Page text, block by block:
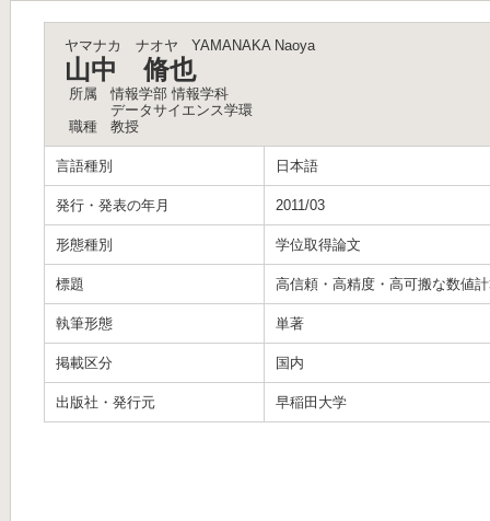
ヤマナカ ナオヤ YAMANAKA Naoya
山中 脩也
所属
情報学部 情報学科
データサイエンス学環
職種
教授
言語種別 日本語
発行・発表の年月 2011/03
形態種別 学位取得論文
標題 高信頼・高精度・高可搬な数値
執筆形態 単著
掲載区分 国内
出版社・発行元 早稲田大学